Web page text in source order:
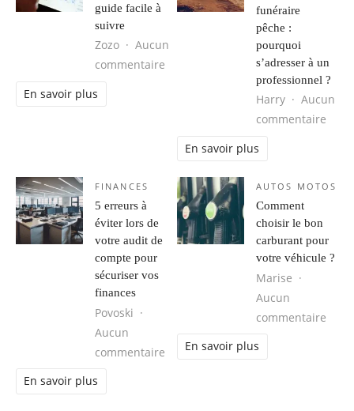
guide facile à
suivre
Zozo
Aucun
commentaire sur Le netlinking et le SEO : Un
En savoir plus
funéraire
pêche :
pourquoi
s’adresser à un
professionnel ?
Harry
Aucun
commentaire
En savoir plus
FINANCES
5 erreurs à
éviter lors de
votre audit de
compte pour
sécuriser vos
finances
Povoski
Aucun
commentaire sur 5 erreurs à éviter lors de
En savoir plus
AUTOS MOTOS
Comment
choisir le bon
carburant pour
votre véhicule ?
Marise
Aucun
commentaire
En savoir plus